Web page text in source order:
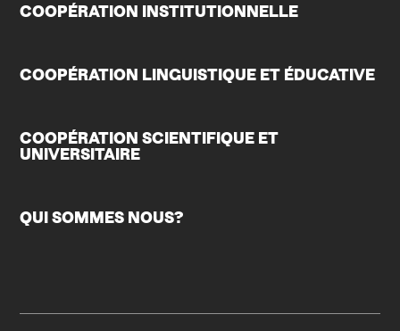
COOPÉRATION INSTITUTIONNELLE
COOPÉRATION LINGUISTIQUE ET ÉDUCATIVE
COOPÉRATION SCIENTIFIQUE ET
UNIVERSITAIRE
QUI SOMMES NOUS?